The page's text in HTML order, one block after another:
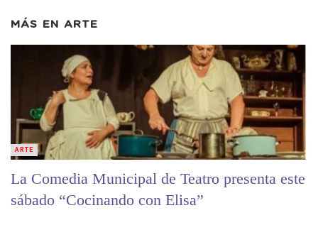
MÁS EN ARTE
La Comedia Municipal de Teatro presenta este
sábado “Cocinando con Elisa”
ARTE